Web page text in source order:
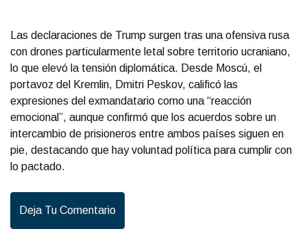
Las declaraciones de Trump surgen tras una ofensiva rusa
con drones particularmente letal sobre territorio ucraniano,
lo que elevó la tensión diplomática. Desde Moscú, el
portavoz del Kremlin, Dmitri Peskov, calificó las
expresiones del exmandatario como una “reacción
emocional”, aunque confirmó que los acuerdos sobre un
intercambio de prisioneros entre ambos países siguen en
pie, destacando que hay voluntad política para cumplir con
lo pactado.
Deja Tu Comentario